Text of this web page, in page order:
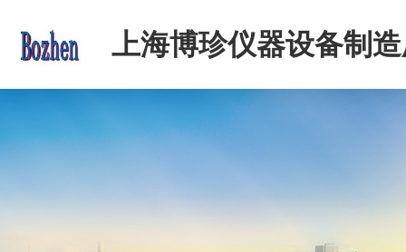
上海博珍仪器设备制